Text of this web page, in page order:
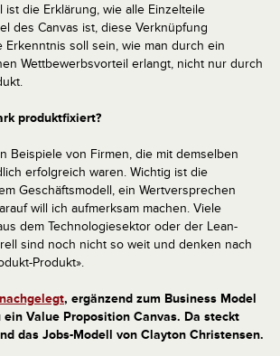
ist die Erklärung, wie alle Einzelteile
des Canvas ist, diese Verknüpfung
soll sein, wie man durch ein
Wettbewerbsvorteil erlangt, nicht nur durch
produktfixiert?
Beispiele von Firmen, die mit demselben
erfolgreich waren. Wichtig ist die
Geschäftsmodell, ein Wertversprechen
will ich aufmerksam machen. Viele
dem Technologiesektor oder der Lean-
sind noch nicht so weit und denken nach
Produkt».
, ergänzend zum Business Model
Value Proposition Canvas. Da steckt
das Jobs-Modell von Clayton Christensen.